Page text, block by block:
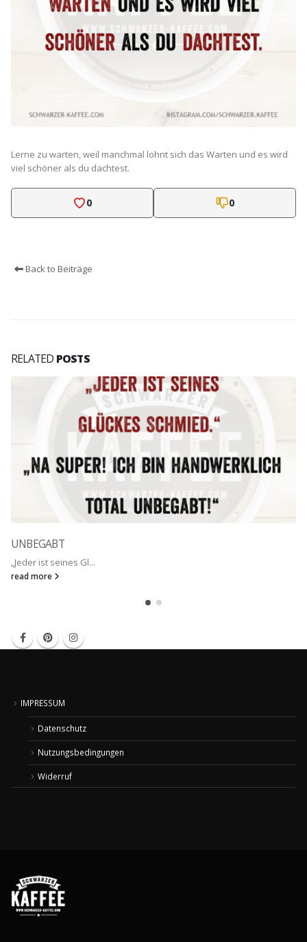
Lerne zu warten, weil manchmal lohnt sich das Warten und es wird
viel schöner als du dachtest.
0 0
Back to Beiträge
RELATED POSTS
UNBEGABT
„Jeder ist seines Gl...
read more
IMPRESSUM
Datenschutz
Nutzungsbedingungen
Widerruf